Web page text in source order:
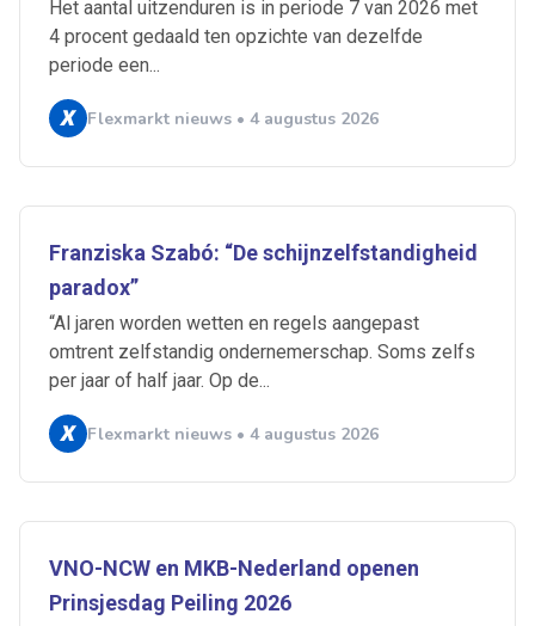
Het aantal uitzenduren is in periode 7 van 2026 met
4 procent gedaald ten opzichte van dezelfde
periode een...
Flexmarkt nieuws • 4 augustus 2026
Franziska Szabó: “De schijnzelfstandigheid
paradox”
“Al jaren worden wetten en regels aangepast
omtrent zelfstandig ondernemerschap. Soms zelfs
per jaar of half jaar. Op de...
Flexmarkt nieuws • 4 augustus 2026
VNO-NCW en MKB-Nederland openen
Prinsjesdag Peiling 2026
Ontvang vacatures direct in
Alerts ontvangen